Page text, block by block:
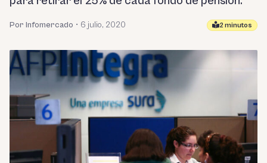
Por Infomercado • 6 julio, 2020 2 minutos